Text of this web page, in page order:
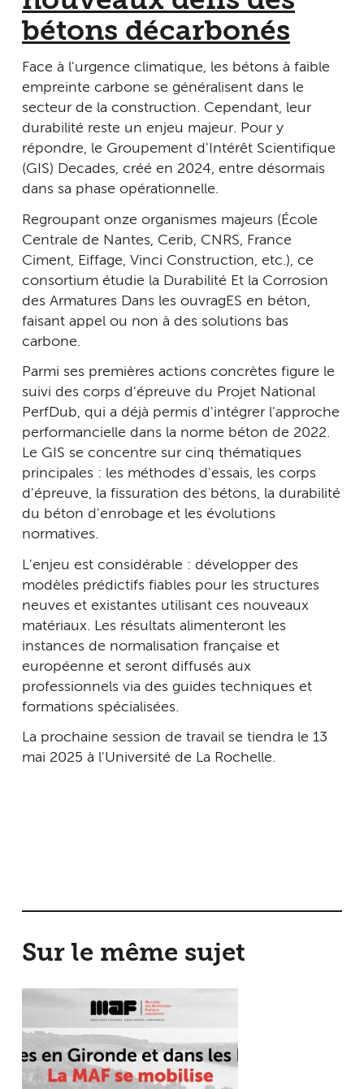
bétons décarbonés
Face à l'urgence climatique, les bétons à faible
empreinte carbone se généralisent dans le
secteur de la construction. Cependant, leur
durabilité reste un enjeu majeur. Pour y
répondre, le Groupement d'Intérêt Scientifique
(GIS) Decades, créé en 2024, entre désormais
dans sa phase opérationnelle.
Regroupant onze organismes majeurs (École
Centrale de Nantes, Cerib, CNRS, France
Ciment, Eiffage, Vinci Construction, etc.), ce
consortium étudie la Durabilité Et la Corrosion
des Armatures Dans les ouvragES en béton,
faisant appel ou non à des solutions bas
carbone.
Parmi ses premières actions concrètes figure le
suivi des corps d'épreuve du Projet National
PerfDub, qui a déjà permis d'intégrer l'approche
performancielle dans la norme béton de 2022.
Le GIS se concentre sur cinq thématiques
principales : les méthodes d'essais, les corps
d'épreuve, la fissuration des bétons, la durabilité
du béton d'enrobage et les évolutions
normatives.
L'enjeu est considérable : développer des
modèles prédictifs fiables pour les structures
neuves et existantes utilisant ces nouveaux
matériaux. Les résultats alimenteront les
instances de normalisation française et
européenne et seront diffusés aux
professionnels via des guides techniques et
formations spécialisées.
La prochaine session de travail se tiendra le 13
mai 2025 à l'Université de La Rochelle.
Sur le même sujet